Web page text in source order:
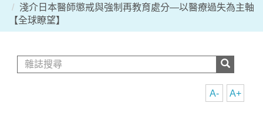
淺介日本醫師懲戒與強制再教育處分—以醫療過失為主軸
【全球瞭望】
A+
A-